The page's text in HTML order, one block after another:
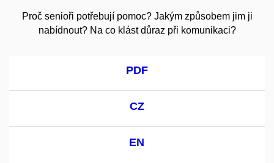
Proč senioři potřebují pomoc? Jakým způsobem jim ji
nabídnout? Na co klást důraz při komunikaci?
PDF
CZ
EN